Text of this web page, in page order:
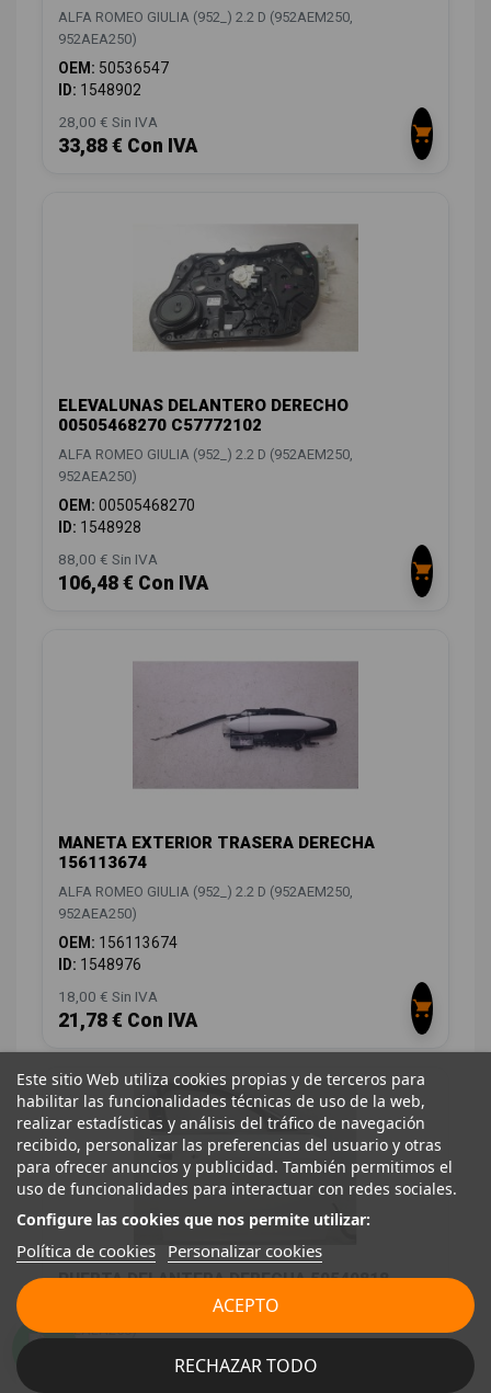
ALFA ROMEO GIULIA (952_) 2.2 D (952AEM250,
952AEA250)
OEM: 50536547
ID: 1548902
28,00 € Sin IVA
33,88 € Con IVA
ELEVALUNAS DELANTERO DERECHO
00505468270 C57772102
ALFA ROMEO GIULIA (952_) 2.2 D (952AEM250,
952AEA250)
OEM: 00505468270
ID: 1548928
88,00 € Sin IVA
106,48 € Con IVA
MANETA EXTERIOR TRASERA DERECHA
156113674
ALFA ROMEO GIULIA (952_) 2.2 D (952AEM250,
952AEA250)
OEM: 156113674
ID: 1548976
18,00 € Sin IVA
21,78 € Con IVA
PUERTA DELANTERA DERECHA 50549818
ALFA ROMEO GIULIA (952_) 2.2 D (952AEM250,
952AEA250)
Este sitio Web utiliza cookies propias y de terceros para
habilitar las funcionalidades técnicas de uso de la web,
realizar estadísticas y análisis del tráfico de navegación
recibido, personalizar las preferencias del usuario y otras
para ofrecer anuncios y publicidad. También permitimos el
uso de funcionalidades para interactuar con redes sociales.
Configure las cookies que nos permite utilizar:
Política de cookies Personalizar cookies
RECHAZAR TODO
ACEPTO